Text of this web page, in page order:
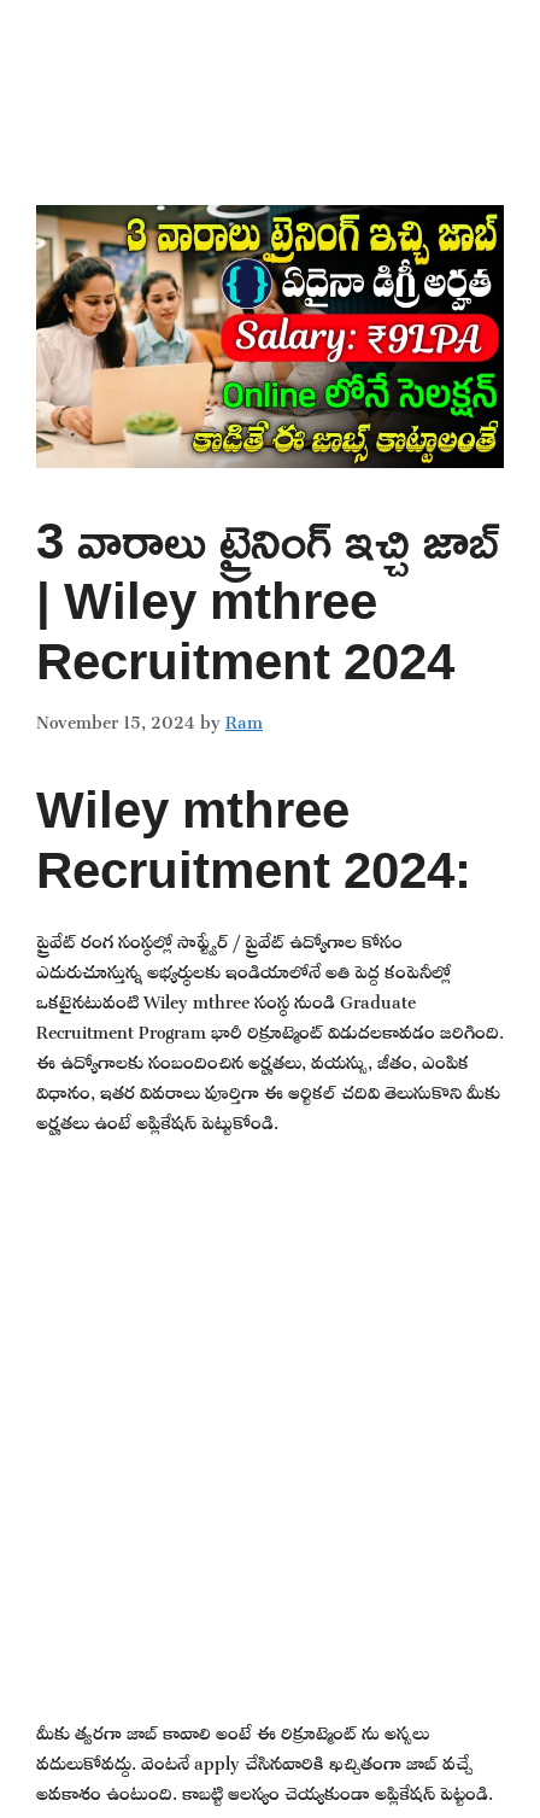
3 వారాలు ట్రైనింగ్ ఇచ్చి జాబ్
| Wiley mthree
Recruitment 2024
November 15, 2024byRam
Wiley mthree
Recruitment 2024:
ప్రైవేట్ రంగ సంస్థల్లో సాఫ్ట్వేర్ / ప్రైవేట్ ఉద్యోగాల కోసం
ఎదురుచూస్తున్న అభ్యర్థులకు ఇండియాలోనే అతి పెద్ద కంపెనీల్లో
ఒకటైనటువంటి Wiley mthree సంస్థ నుండి Graduate
Recruitment Program భారీ రిక్రూట్మెంట్ విడుదలకావడం జరిగింది.
ఈ ఉద్యోగాలకు సంబందించిన అర్హతలు, వయస్సు, జీతం, ఎంపిక
విధానం, ఇతర వివరాలు పూర్తిగా ఈ ఆర్టికల్ చదివి తెలుసుకొని మీకు
అర్హతలు ఉంటే అప్లికేషన్ పెట్టుకోండి.
మీకు త్వరగా జాబ్ కావాలి అంటే ఈ రిక్రూట్మెంట్ ను అస్సలు
వదులుకోవద్దు. వెంటనే apply చేసినవారికి ఖచ్చితంగా జాబ్ వచ్చే
అవకాశం ఉంటుంది. కాబట్టి ఆలస్యం చెయ్యకుండా అప్లికేషన్ పెట్టండి.